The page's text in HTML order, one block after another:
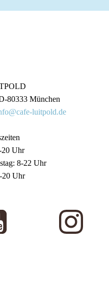
80333 München
luitpold.de
Uhr
8-22 Uhr
20 Uhr